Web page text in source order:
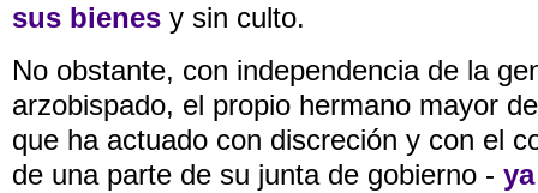
sus bienes y sin culto.
No obstante, con independencia de la
arzobispado, el propio hermano mayor
que ha actuado con discreción y con el
de una parte de su junta de gobierno -